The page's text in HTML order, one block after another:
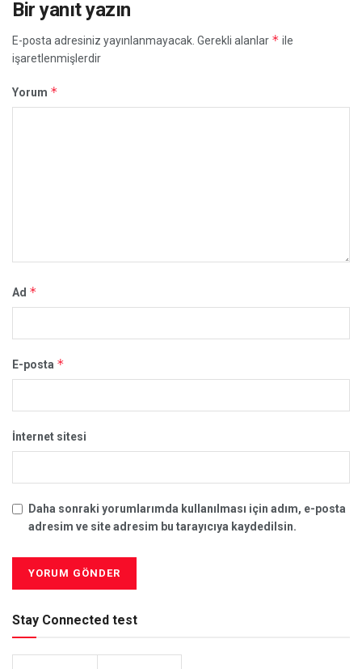
Bir yanıt yazın
E-posta adresiniz yayınlanmayacak. Gerekli alanlar * ile
işaretlenmişlerdir
Yorum *
Ad *
E-posta *
İnternet sitesi
Daha sonraki yorumlarımda kullanılması için adım, e-posta
adresim ve site adresim bu tarayıcıya kaydedilsin.
Stay Connected test